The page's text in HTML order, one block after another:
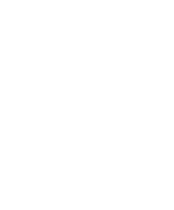
Megköttetett